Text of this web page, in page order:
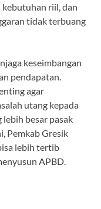
kebutuhan riil, dan
tidak terbuang
keseimbangan
pendapatan.
agar
utang kepada
besar pasak
Pemkab Gresik
lebih tertib
APBD.